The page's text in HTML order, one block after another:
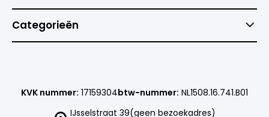
Categorieën
IJsselstraat 39(geen bezoekadres)
KVK nummer: 17159304btw-nummer: NL1508.16.741.B01